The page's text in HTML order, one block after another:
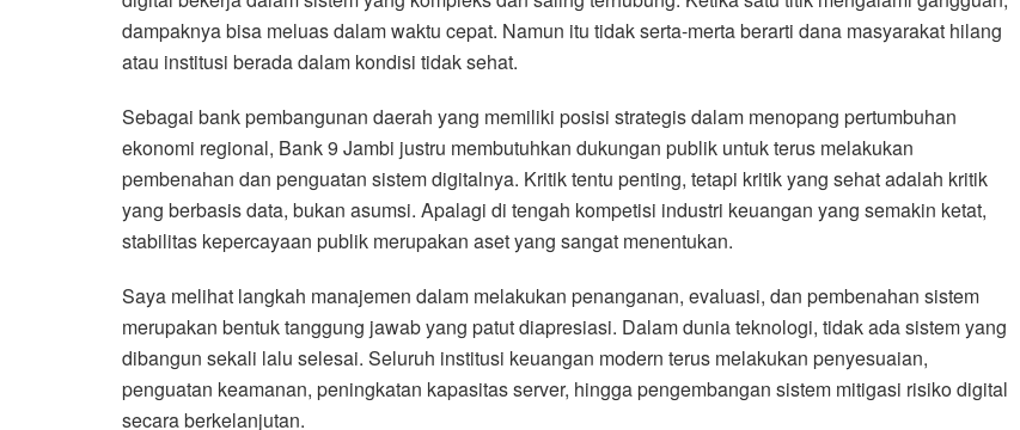
dampaknya bisa meluas dalam waktu cepat. Namun itu tidak serta-merta berarti dana masyarakat hilang
atau institusi berada dalam kondisi tidak sehat.
Sebagai bank pembangunan daerah yang memiliki posisi strategis dalam menopang pertumbuhan
ekonomi regional, Bank 9 Jambi justru membutuhkan dukungan publik untuk terus melakukan
pembenahan dan penguatan sistem digitalnya. Kritik tentu penting, tetapi kritik yang sehat adalah kritik
yang berbasis data, bukan asumsi. Apalagi di tengah kompetisi industri keuangan yang semakin ketat,
stabilitas kepercayaan publik merupakan aset yang sangat menentukan.
Saya melihat langkah manajemen dalam melakukan penanganan, evaluasi, dan pembenahan sistem
merupakan bentuk tanggung jawab yang patut diapresiasi. Dalam dunia teknologi, tidak ada sistem yang
dibangun sekali lalu selesai. Seluruh institusi keuangan modern terus melakukan penyesuaian,
penguatan keamanan, peningkatan kapasitas server, hingga pengembangan sistem mitigasi risiko digital
secara berkelanjutan.